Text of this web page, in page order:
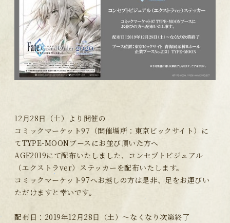
12月28日（土）より開催の
コミックマーケット97（開催場所：東京ビックサイト）に
てTYPE-MOONブースにお並び頂いた方へ
AGF2019にて配布いたしました、コンセプトビジュアル
（エクストラver）ステッカーを配布いたします。
コミックマーケット97へお越しの方は是非、足をお運びい
ただけますと幸いです。
配布日：2019年12月28日（土）～なくなり次第終了